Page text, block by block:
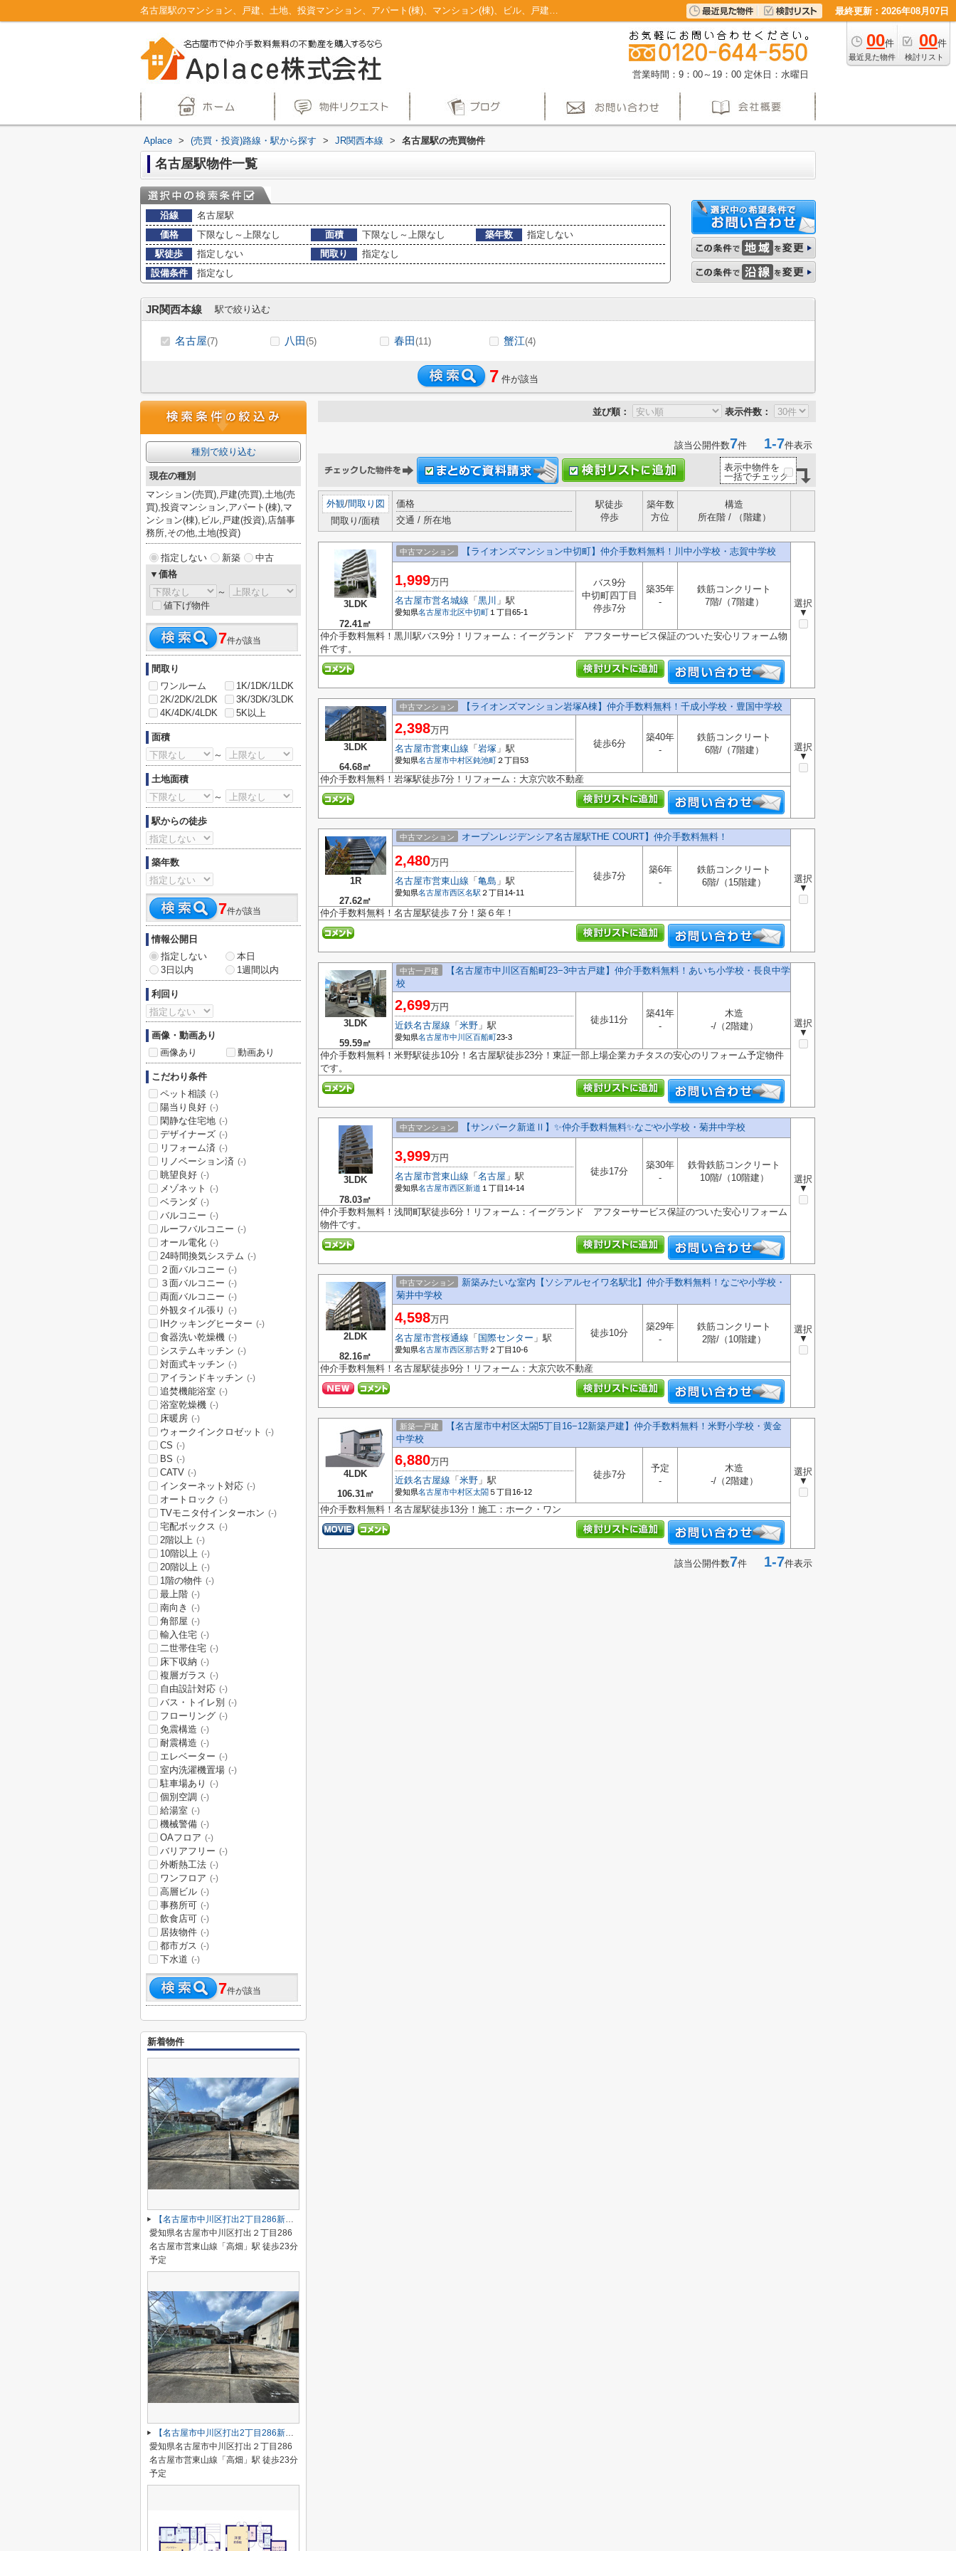
名古屋駅のマンション、戸建、土地、投資マンション、アパート(棟)、マンション(棟)、ビル、戸建、店舗事務所、その他、土地一覧｜仲介手数料無料！名古屋市で新築戸建てを探すならAplace 最終更新：2026年08月07日
00件
最近見た物件
00件
検討リスト
営業時間：9：00～19：00 定休日：水曜日
Aplace > (売買・投資)路線・駅から探す > JR関西本線 > 名古屋駅の売買物件
名古屋駅物件一覧
沿線
名古屋駅
価格
下限なし～上限なし 面積 下限なし～上限なし 築年数
指定しない
駅徒歩
指定しない 間取り
指定なし
設備条件
指定なし
JR関西本線 駅で絞り込む
名古屋(7) 八田(5) 春田(11) 蟹江(4)
7 件が該当
並び順： 表示件数：
該当公開件数7件 1-7件表示
表示中物件を
一括でチェック
外観/間取り図
間取り/面積
価格
交通 / 所在地
駅徒歩
停歩
築年数
方位
構造
所在階 / （階建）
3LDK
72.41㎡
中古マンション 【ライオンズマンション中切町】仲介手数料無料！川中小学校・志賀中学校
選択
▼
1,999万円
名古屋市営名城線 「 黒川 」駅
愛知県名古屋市北区中切町 １丁目65-1
バス9分
中切町四丁目
停歩7分
築35年
-
鉄筋コンクリート
7階/（7階建）
仲介手数料無料！黒川駅バス9分！リフォーム：イーグランド アフターサービス保証のついた安心リフォーム物
件です。
3LDK
64.68㎡
中古マンション 【ライオンズマンション岩塚A棟】仲介手数料無料！千成小学校・豊国中学校
選択
▼
2,398万円
名古屋市営東山線 「 岩塚 」駅
愛知県名古屋市中村区鈍池町 ２丁目53
徒歩6分
築40年
-
鉄筋コンクリート
6階/（7階建）
仲介手数料無料！岩塚駅徒歩7分！リフォーム：大京穴吹不動産
1R
27.62㎡
中古マンション オープンレジデンシア名古屋駅THE COURT】仲介手数料無料！
選択
▼
2,480万円
名古屋市営東山線 「 亀島 」駅
愛知県名古屋市西区名駅 ２丁目14-11
徒歩7分
築6年
-
鉄筋コンクリート
6階/（15階建）
仲介手数料無料！名古屋駅徒歩７分！築６年！
3LDK
59.59㎡
中古一戸建
【名古屋市中川区百船町23−3中古戸建】仲介手数料無料！あいち小学校・長良中学
校
選択
▼
2,699万円
近鉄名古屋線 「 米野 」駅
愛知県名古屋市中川区百船町23-3
徒歩11分
築41年
-
木造
-/（2階建）
仲介手数料無料！米野駅徒歩10分！名古屋駅徒歩23分！東証一部上場企業カチタスの安心のリフォーム予定物件
です。
3LDK
78.03㎡
中古マンション 【サンパーク新道Ⅱ】✨️仲介手数料無料✨️なごや小学校・菊井中学校
選択
▼
3,999万円
名古屋市営東山線 「 名古屋 」駅
愛知県名古屋市西区新道 １丁目14-14
徒歩17分
築30年
-
鉄骨鉄筋コンクリート
10階/（10階建）
仲介手数料無料！浅間町駅徒歩6分！リフォーム：イーグランド アフターサービス保証のついた安心リフォーム
物件です。
2LDK
82.16㎡
中古マンション
新築みたいな室内【ソシアルセイワ名駅北】仲介手数料無料！なごや小学校・
菊井中学校
選択
▼
4,598万円
名古屋市営桜通線 「 国際センター 」駅
愛知県名古屋市西区那古野 ２丁目10-6
徒歩10分
築29年
-
鉄筋コンクリート
2階/（10階建）
仲介手数料無料！名古屋駅徒歩9分！リフォーム：大京穴吹不動産
4LDK
106.31㎡
新築一戸建
【名古屋市中村区太閤5丁目16−12新築戸建】仲介手数料無料！米野小学校・黄金
中学校
選択
▼
6,880万円
近鉄名古屋線 「 米野 」駅
愛知県名古屋市中村区太閤 ５丁目16-12
徒歩7分
予定
-
木造
-/（2階建）
仲介手数料無料！名古屋駅徒歩13分！施工：ホーク・ワン
該当公開件数7件 1-7件表示
種別で絞り込む
現在の種別
マンション(売買),戸建(売買),土地(売
買),投資マンション,アパート(棟),マ
ンション(棟),ビル,戸建(投資),店舗事
務所,その他,土地(投資)
指定しない 新築
中古
▼価格
～
値下げ物件
7件が該当
間取り
ワンルーム
1K/1DK/1LDK
2K/2DK/2LDK
3K/3DK/3LDK
4K/4DK/4LDK
5K以上
面積
～
土地面積
～
駅からの徒歩
築年数
7件が該当
情報公開日
指定しない
本日
3日以内
1週間以内
利回り
画像・動画あり
画像あり
動画あり
こだわり条件
ペット相談 (-)
陽当り良好 (-)
閑静な住宅地 (-)
デザイナーズ (-)
リフォーム済 (-)
リノベーション済 (-)
眺望良好 (-)
メゾネット (-)
ベランダ (-)
バルコニー (-)
ルーフバルコニー (-)
オール電化 (-)
24時間換気システム (-)
２面バルコニー (-)
３面バルコニー (-)
両面バルコニー (-)
外観タイル張り (-)
IHクッキングヒーター (-)
食器洗い乾燥機 (-)
システムキッチン (-)
対面式キッチン (-)
アイランドキッチン (-)
追焚機能浴室 (-)
浴室乾燥機 (-)
床暖房 (-)
ウォークインクロゼット (-)
CS (-)
BS (-)
CATV (-)
インターネット対応 (-)
オートロック (-)
TVモニタ付インターホン (-)
宅配ボックス (-)
2階以上 (-)
10階以上 (-)
20階以上 (-)
1階の物件 (-)
最上階 (-)
南向き (-)
角部屋 (-)
輸入住宅 (-)
二世帯住宅 (-)
床下収納 (-)
複層ガラス (-)
自由設計対応 (-)
バス・トイレ別 (-)
フローリング (-)
免震構造 (-)
耐震構造 (-)
エレベーター (-)
室内洗濯機置場 (-)
駐車場あり (-)
個別空調 (-)
給湯室 (-)
機械警備 (-)
OAフロア (-)
バリアフリー (-)
外断熱工法 (-)
ワンフロア (-)
高層ビル (-)
事務所可 (-)
飲食店可 (-)
居抜物件 (-)
都市ガス (-)
下水道 (-)
7件が該当
新着物件
【名古屋市中川区打出2丁目286新築戸建A号棟】仲介手数料無料！荒子小学校・一柳中学校
愛知県名古屋市中川区打出２丁目286
名古屋市営東山線「高畑」駅 徒歩23分
予定
【名古屋市中川区打出2丁目286新築戸建B号棟】仲介手数料無料！荒子小学校・一柳中学校
愛知県名古屋市中川区打出２丁目286
名古屋市営東山線「高畑」駅 徒歩23分
予定